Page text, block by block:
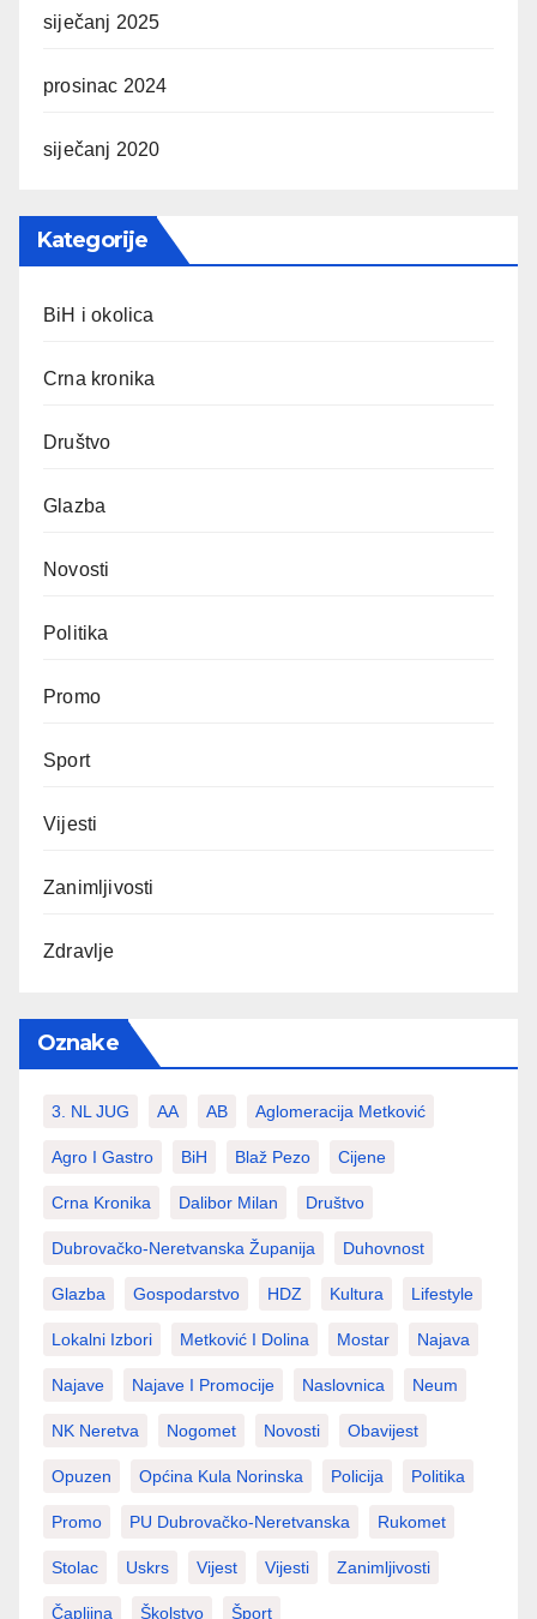
siječanj 2025
prosinac 2024
siječanj 2020
Kategorije
BiH i okolica
Crna kronika
Društvo
Glazba
Novosti
Politika
Promo
Sport
Vijesti
Zanimljivosti
Zdravlje
Oznake
3. NL JUG AA AB Aglomeracija Metković
Agro I Gastro BiH Blaž Pezo Cijene
Crna Kronika Dalibor Milan Društvo
Dubrovačko-Neretvanska Županija Duhovnost
Glazba Gospodarstvo HDZ Kultura Lifestyle
Lokalni Izbori Metković I Dolina Mostar Najava
Najave Najave I Promocije Naslovnica Neum
NK Neretva Nogomet Novosti Obavijest
Opuzen Općina Kula Norinska Policija Politika
Promo PU Dubrovačko-Neretvanska Rukomet
Stolac Uskrs Vijest Vijesti Zanimljivosti
Čapljina Školstvo Šport